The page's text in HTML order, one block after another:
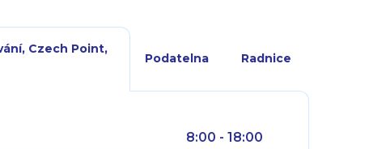
Czech Point,
Podatelna Radnice
8:00 - 18:00